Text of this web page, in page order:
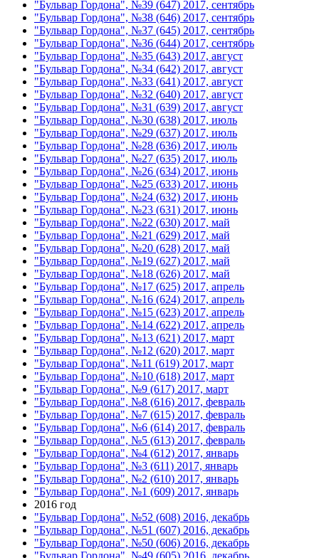
"Бульвар Гордона", №39 (647) 2017, сентябрь
"Бульвар Гордона", №38 (646) 2017, сентябрь
"Бульвар Гордона", №37 (645) 2017, сентябрь
"Бульвар Гордона", №36 (644) 2017, сентябрь
"Бульвар Гордона", №35 (643) 2017, август
"Бульвар Гордона", №34 (642) 2017, август
"Бульвар Гордона", №33 (641) 2017, август
"Бульвар Гордона", №32 (640) 2017, август
"Бульвар Гордона", №31 (639) 2017, август
"Бульвар Гордона", №30 (638) 2017, июль
"Бульвар Гордона", №29 (637) 2017, июль
"Бульвар Гордона", №28 (636) 2017, июль
"Бульвар Гордона", №27 (635) 2017, июль
"Бульвар Гордона", №26 (634) 2017, июнь
"Бульвар Гордона", №25 (633) 2017, июнь
"Бульвар Гордона", №24 (632) 2017, июнь
"Бульвар Гордона", №23 (631) 2017, июнь
"Бульвар Гордона", №22 (630) 2017, май
"Бульвар Гордона", №21 (629) 2017, май
"Бульвар Гордона", №20 (628) 2017, май
"Бульвар Гордона", №19 (627) 2017, май
"Бульвар Гордона", №18 (626) 2017, май
"Бульвар Гордона", №17 (625) 2017, апрель
"Бульвар Гордона", №16 (624) 2017, апрель
"Бульвар Гордона", №15 (623) 2017, апрель
"Бульвар Гордона", №14 (622) 2017, апрель
"Бульвар Гордона", №13 (621) 2017, март
"Бульвар Гордона", №12 (620) 2017, март
"Бульвар Гордона", №11 (619) 2017, март
"Бульвар Гордона", №10 (618) 2017, март
"Бульвар Гордона", №9 (617) 2017, март
"Бульвар Гордона", №8 (616) 2017, февраль
"Бульвар Гордона", №7 (615) 2017, февраль
"Бульвар Гордона", №6 (614) 2017, февраль
"Бульвар Гордона", №5 (613) 2017, февраль
"Бульвар Гордона", №4 (612) 2017, январь
"Бульвар Гордона", №3 (611) 2017, январь
"Бульвар Гордона", №2 (610) 2017, январь
"Бульвар Гордона", №1 (609) 2017, январь
2016 год
"Бульвар Гордона", №52 (608) 2016, декабрь
"Бульвар Гордона", №51 (607) 2016, декабрь
"Бульвар Гордона", №50 (606) 2016, декабрь
"Бульвар Гордона", №49 (605) 2016, декабрь